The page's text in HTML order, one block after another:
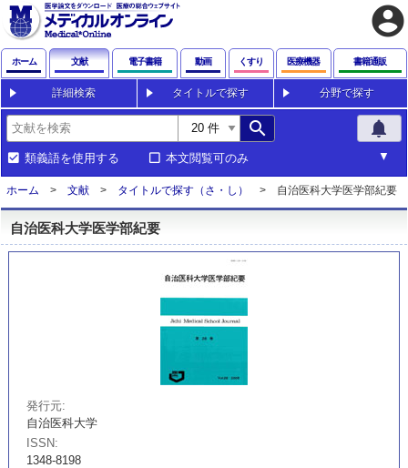
account_circle
ホーム 文献 電子書籍 動画 くすり 医療機器 書籍通販
詳細検索 タイトルで探す 分野で探す
search notifications
類義語を使用する 本文閲覧可のみ
ホーム 文献 タイトルで探す（さ・し） 自治医科大学医学部紀要
自治医科大学医学部紀要
発行元
自治医科大学
ISSN
1348-8198